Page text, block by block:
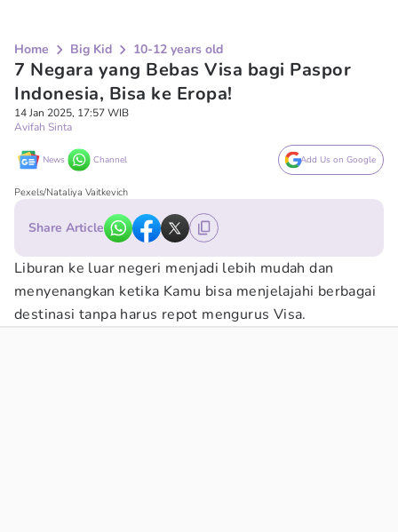
Home Big Kid 10-12 years old
7 Negara yang Bebas Visa bagi Paspor
Indonesia, Bisa ke Eropa!
14 Jan 2025, 17:57 WIB
Avifah Sinta
News Channel Add Us on Google
Pexels/Nataliya Vaitkevich
Share Article
Liburan ke luar negeri menjadi lebih mudah dan
menyenangkan ketika Kamu bisa menjelajahi berbagai
destinasi tanpa harus repot mengurus Visa.